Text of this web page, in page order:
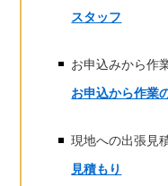
スタッフ
お申込みから作
お申込から作業
現地への出張見
見積もり